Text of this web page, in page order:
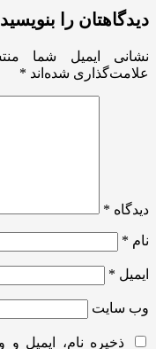
دیدگاهتان را بنویسید
نشانی ایمیل شما
علامت‌گذاری شده‌اند *
دیدگاه *
نام *
ایمیل *
وب‌ سایت
ذخیره نام، ایمیل